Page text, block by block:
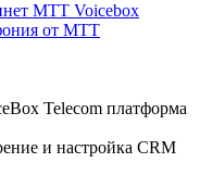
МТТ Voicebox
от МТТ
Telecom платформа
и настройка CRM